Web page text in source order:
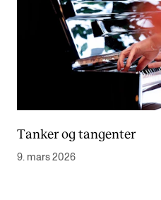
Tanker og tangenter
9. mars 2026